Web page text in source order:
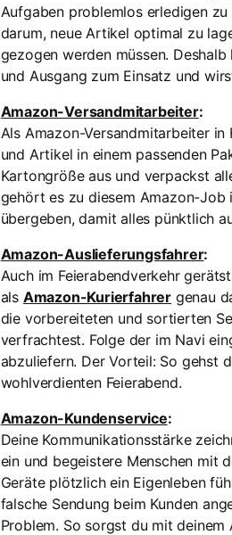
Aufgaben problemlos erledigen
darum, neue Artikel optimal zu
gezogen werden müssen.
und Ausgang zum Einsatz und
Amazon-Versandmitarbeiter:
Als Amazon-Versandmitarbeiter
und Artikel in einem passenden
Kartongröße aus und verpackst
gehört es zu diesem Amazon-Job
übergeben, damit alles pünktlich
Amazon-Auslieferungsfahrer:
Auch im Feierabendverkehr
als Amazon-Kurierfahrer genau
die vorbereiteten und sortierten
verfrachtest. Folge der im Navi
abzuliefern. Der Vorteil: So gehst
wohlverdienten Feierabend.
Amazon-Kundenservice:
Deine Kommunikationsstärke
ein und begeistere Menschen mit
Geräte plötzlich ein Eigenleben
falsche Sendung beim Kunden
Problem. So sorgst du mit